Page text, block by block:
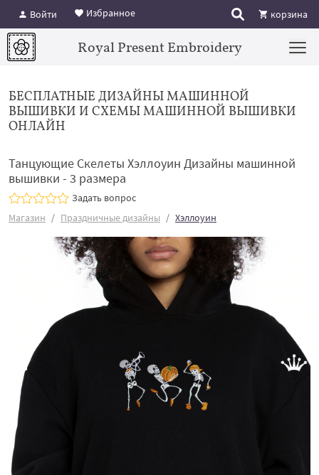
Войти Избранное корзина
Royal Present Embroidery
БЕСПЛАТНЫЕ ДИЗАЙНЫ МАШИННОЙ
ВЫШИВКИ И СХЕМЫ МАШИННОЙ ВЫШИВКИ
ОНЛАЙН
Танцующие Скелеты Хэллоуин Дизайны машинной
вышивки - 3 размера
Задать вопрос
Магазин
Праздничные дизайны Хэллоуин